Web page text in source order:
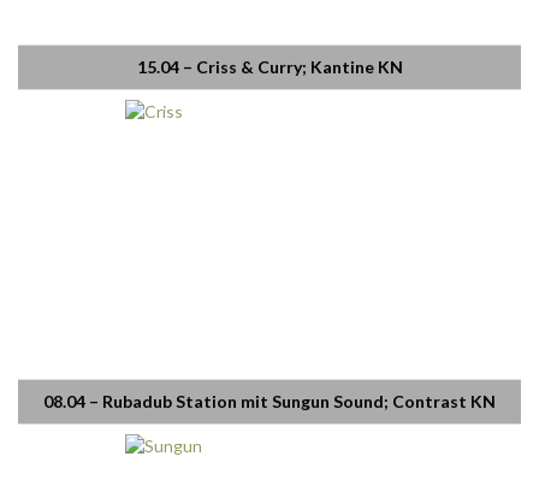
15.04 – Criss & Curry; Kantine KN
08.04 – Rubadub Station mit Sungun Sound; Contrast KN